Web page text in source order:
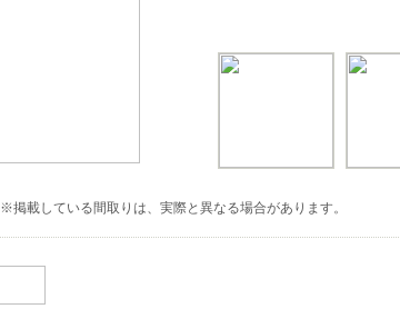
※掲載している間取りは、実際と異なる場合があります。